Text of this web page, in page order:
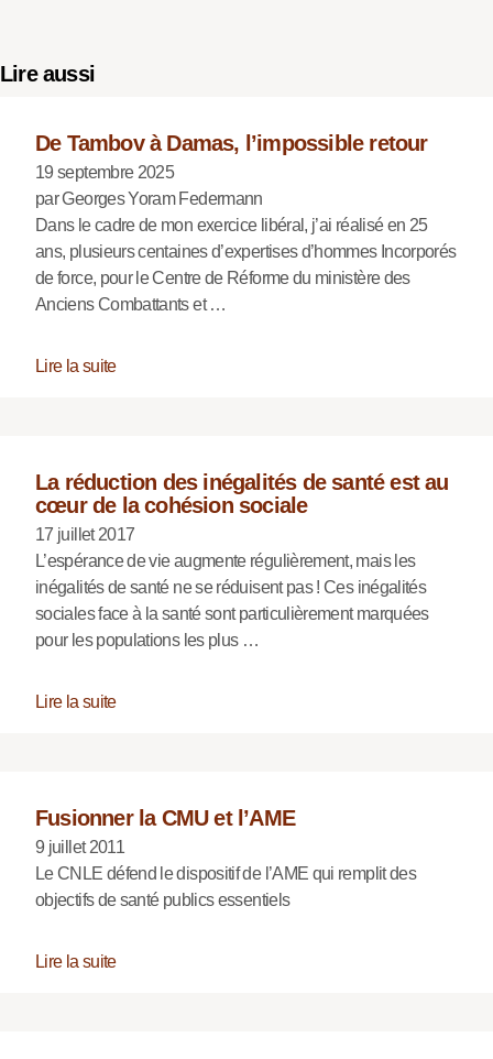
Lire aussi
De Tambov à Damas, l’impossible retour
19 septembre 2025
par Georges Yoram Federmann
Dans le cadre de mon exercice libéral, j’ai réalisé en 25
ans, plusieurs centaines d’expertises d’hommes Incorporés
de force, pour le Centre de Réforme du ministère des
Anciens Combattants et …
Lire la suite
La réduction des inégalités de santé est au
cœur de la cohésion sociale
17 juillet 2017
L’espérance de vie augmente régulièrement, mais les
inégalités de santé ne se réduisent pas ! Ces inégalités
sociales face à la santé sont particulièrement marquées
pour les populations les plus …
Lire la suite
Fusionner la CMU et l’AME
9 juillet 2011
Le CNLE défend le dispositif de l’AME qui remplit des
objectifs de santé publics essentiels
Lire la suite